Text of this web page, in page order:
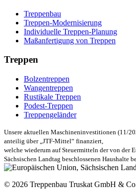
Treppenbau
Treppen-Modernisierung
Individuelle Treppen-Planung
Maßanfertigung von Treppen
Treppen
Bolzentreppen
Wangentreppen
Rustikale Treppen
Podest-Treppen
Treppengeländer
Unsere aktuellen Maschineninvestitionen (11/
anteilig über „JTF-Mittel“ finanziert,
welche wiederum auf Steuermitteln der von der
Sächsischen Landtag beschlossenen Haushalte
© 2026 Treppenbau Truskat GmbH &